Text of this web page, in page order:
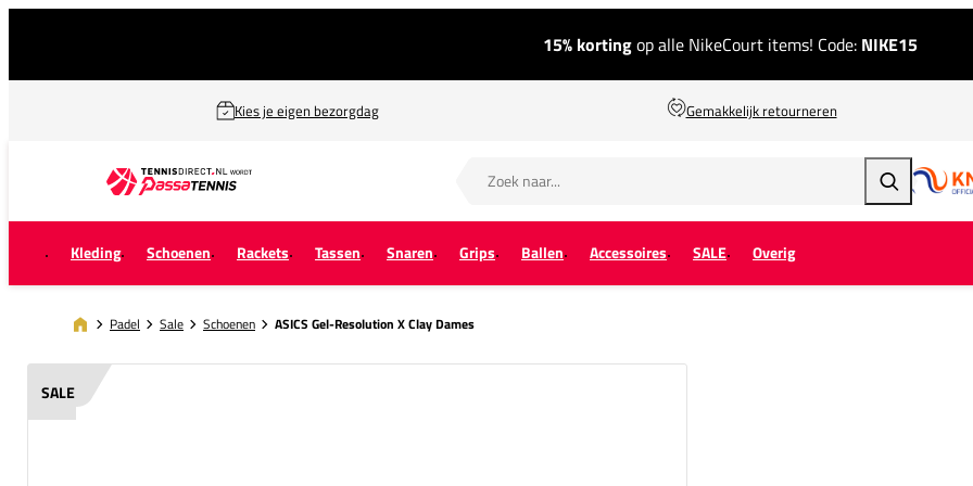
15% kortingop alle NikeCourt items! Code: NIKE15
Kies je eigen bezorgdag Gemakkelijk retourneren
Zoeken
Kleding Schoenen Rackets Tassen Snaren Grips Ballen Accessoires SALE Overig
Padel Sale Schoenen ASICS Gel-Resolution X Clay Dames
SALE